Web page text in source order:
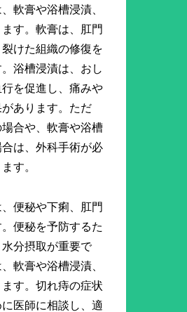
軟膏や浴槽浸漬、
す。軟膏は、肛門
けた組織の修復を
浴槽浸漬は、おし
を促進し、痛みや
あります。ただ
合や、軟膏や浴槽
は、外科手術が必
す。
便秘や下痢、肛門
便秘を予防するた
分摂取が重要で
軟膏や浴槽浸漬、
す。切れ痔の症状
医師に相談し、適